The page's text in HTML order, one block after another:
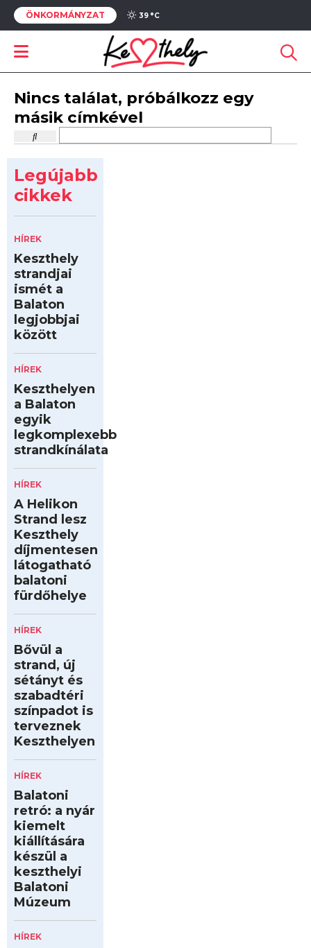
ÖNKORMÁNYZAT 39 °C
Nincs találat, próbálkozz egy
másik címkével
Legújabb
cikkek
HÍREK
Keszthely
strandjai
ismét a
Balaton
legjobbjai
között
HÍREK
Keszthelyen
a Balaton
egyik
legkomplexebb
strandkínálata
HÍREK
A Helikon
Strand lesz
Keszthely
díjmentesen
látogatható
balatoni
fürdőhelye
HÍREK
Bővül a
strand, új
sétányt és
szabadtéri
színpadot is
terveznek
Keszthelyen
HÍREK
Balatoni
retró: a nyár
kiemelt
kiállítására
készül a
keszthelyi
Balatoni
Múzeum
HÍREK